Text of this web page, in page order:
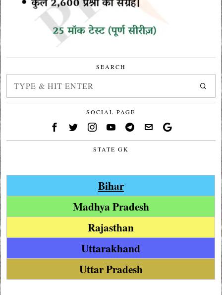
SEARCH
SOCIAL PAGE
STATE GK
Bihar
Madhya Pradesh
Rajasthan
Uttarakhand
Uttar Pradesh